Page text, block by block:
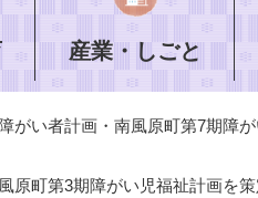
産業・しごと
がい者計画・南風原町第7期障
原町第3期障がい児福祉計画を